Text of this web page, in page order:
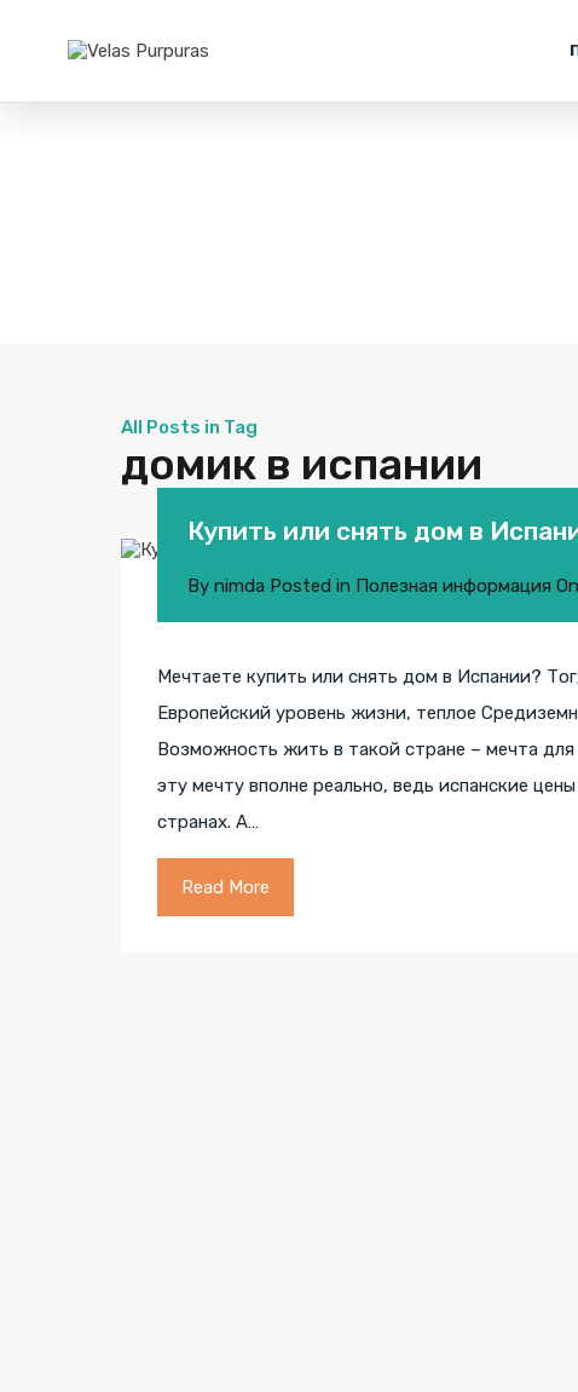
All Posts in Tag
домик в испании
Купить или снять дом в
By nimda Posted in Полезная информация On
Мечтаете купить или снять дом в Испании?
Европейский уровень жизни, теплое
Возможность жить в такой стране – мечта
эту мечту вполне реально, ведь испанские
странах. А…
Read More